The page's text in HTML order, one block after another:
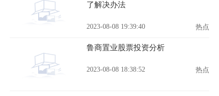
了解决办法
2023-08-08 19:39:40 热点
鲁商置业股票投资分析
2023-08-08 18:38:52 热点